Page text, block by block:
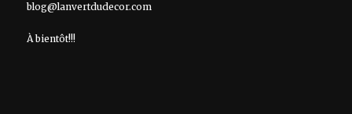
blog@lanvertdudecor.com
À bientôt!!!